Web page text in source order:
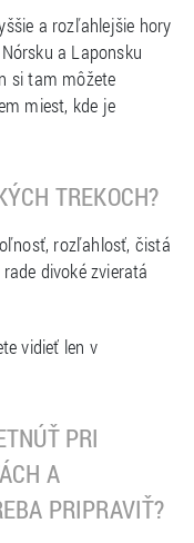
a rozľahlejšie hory
a Laponsku
si tam môžete
miest, kde je
TREKOCH?
rozľahlosť, čistá
divoké zvieratá
vidieť len v
PRI
A
PRIPRAVIŤ?